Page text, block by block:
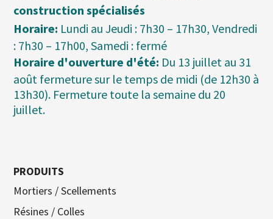
construction spécialisés
Horaire: Lundi au Jeudi : 7h30 – 17h30, Vendredi
: 7h30 – 17h00, Samedi : fermé
Horaire d'ouverture d'été: Du 13 juillet au 31
août fermeture sur le temps de midi (de 12h30 à
13h30). Fermeture toute la semaine du 20
juillet.
PRODUITS
Mortiers / Scellements
Résines / Colles